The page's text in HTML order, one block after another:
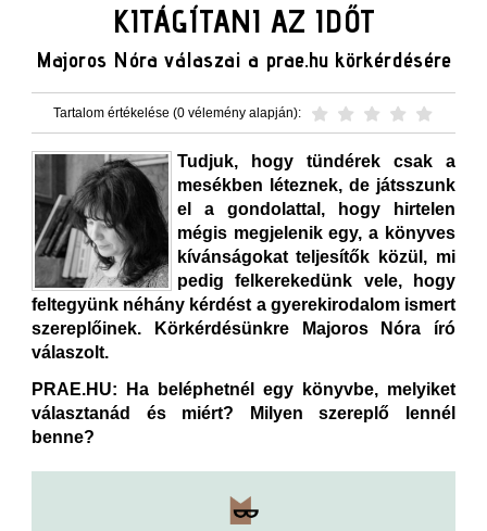
KITÁGÍTANI AZ IDŐT
Majoros Nóra válaszai a prae.hu körkérdésére
Tartalom értékelése (0 vélemény alapján):
Tudjuk, hogy tündérek csak a
mesékben léteznek, de játsszunk
el a gondolattal, hogy hirtelen
mégis megjelenik egy, a könyves
kívánságokat teljesítők közül, mi
pedig felkerekedünk vele, hogy
feltegyünk néhány kérdést a gyerekirodalom ismert
szereplőinek. Körkérdésünkre Majoros Nóra író
válaszolt.
PRAE.HU: Ha beléphetnél egy könyvbe, melyiket
választanád és miért? Milyen szereplő lennél
benne?